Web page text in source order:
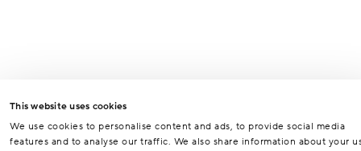
This website uses cookies
We use cookies to personalise content and ads, to provide social media
features and to analyse our traffic. We also share information about your